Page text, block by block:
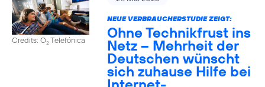
Credits: O2Telefónica
NEUE VERBRAUCHERSTUDIE ZEIGT:
Ohne Technikfrust ins
Netz – Mehrheit der
Deutschen wünscht
sich zuhause Hilfe bei